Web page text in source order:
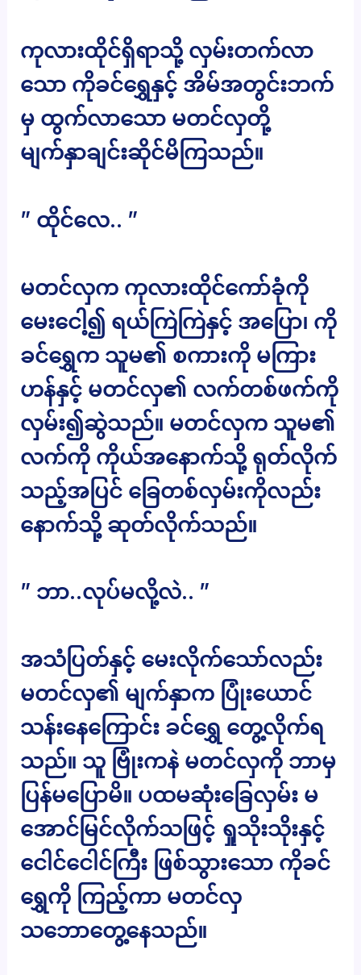
ကုလားထိုင်ရှိရာသို့ လှမ်းတက်လာ
သော ကိုခင်ရွှေနှင့် အိမ်အတွင်းဘက်
မှ ထွက်လာသော မတင်လှတို့
မျက်နှာချင်းဆိုင်မိကြသည်။
” ထိုင်လေ.. ”
မတင်လှက ကုလားထိုင်ကော်ခုံကို
မေးငေါ့၍ ရယ်ကြဲကြဲနှင့် အပြော၊ ကို
ခင်ရွှေက သူမ၏ စကားကို မကြား
ဟန်နှင့် မတင်လှ၏ လက်တစ်ဖက်ကို
လှမ်း၍ဆွဲသည်။ မတင်လှက သူမ၏
လက်ကို ကိုယ်အနောက်သို့ ရုတ်လိုက်
သည့်အပြင် ခြေတစ်လှမ်းကိုလည်း
နောက်သို့ ဆုတ်လိုက်သည်။
” ဘာ..လုပ်မလို့လဲ.. ”
အသံပြတ်နှင့် မေးလိုက်သော်လည်း
မတင်လှ၏ မျက်နှာက ပြုံးယောင်
သန်းနေကြောင်း ခင်ရွှေ တွေ့လိုက်ရ
သည်။ သူ ဗြုံးကနဲ မတင်လှကို ဘာမှ
ပြန်မပြောမိ။ ပထမဆုံးခြေလှမ်း မ
အောင်မြင်လိုက်သဖြင့် ရှုသိုးသိုးနှင့်
ငေါင်ငေါင်ကြီး ဖြစ်သွားသော ကိုခင်
ရွှေကို ကြည့်ကာ မတင်လှ
သဘောတွေ့နေသည်။